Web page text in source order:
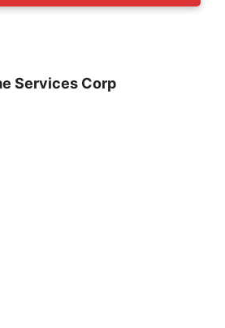
Services Corp